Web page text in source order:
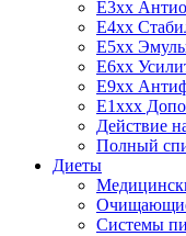
E3xx
E4xx
E5xx
E6xx
E9xx
E1xxx
Действие
Полный
Диеты
Системы